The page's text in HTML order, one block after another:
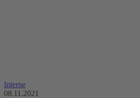
Interne
08.11.2021